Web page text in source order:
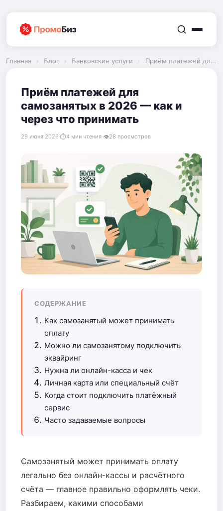
содержимому
Главная › Блог › Банковские услуги › Приём платежей для самозанятых в 2026 — как и через что принимать
Приём платежей для
самозанятых в 2026 — как и
через что принимать
29 июня 2026· 4 мин чтения· 28 просмотров
СОДЕРЖАНИЕ
Как самозанятый может принимать
оплату
Можно ли самозанятому подключить
эквайринг
Нужна ли онлайн-касса и чек
Личная карта или специальный счёт
Когда стоит подключить платёжный
сервис
Часто задаваемые вопросы
Самозанятый может принимать оплату
легально без онлайн-кассы и расчётного
счёта — главное правильно оформлять чеки.
Разбираем, какими способами